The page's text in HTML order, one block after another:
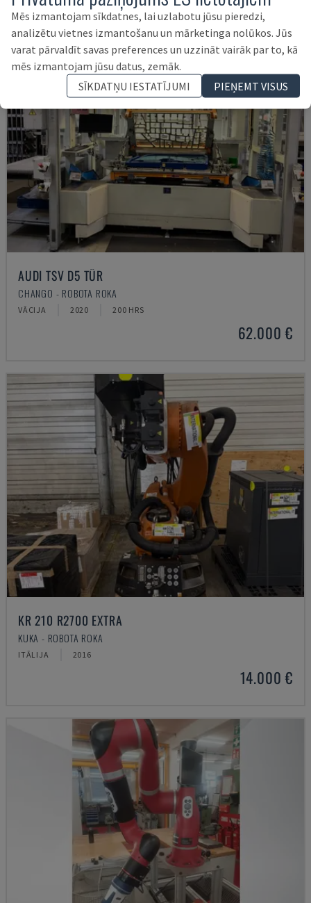
AUDI TSV D5 TÜR
CHANGO - ROBOTA ROKA
VĀCIJA 2020 200 HRS
62.000 €
KR 210 R2700 EXTRA
KUKA - ROBOTA ROKA
ITĀLIJA 2016
14.000 €
Mēs izmantojam sīkdatnes, lai uzlabotu jūsu pieredzi,
analizētu vietnes izmantošanu un mārketinga nolūkos. Jūs
varat pārvaldīt savas preferences un uzzināt vairāk par to, kā
mēs izmantojam jūsu datus, zemāk.
SĪKDATŅU IESTATĪJUMI
PIEŅEMT VISUS